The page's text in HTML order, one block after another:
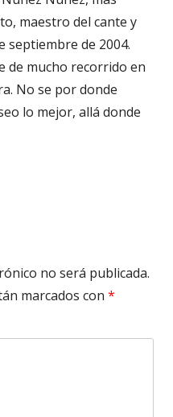
maestro del cante y
septiembre de 2004.
de mucho recorrido en
No se por donde
lo mejor, allá donde
no será publicada.
marcados con *